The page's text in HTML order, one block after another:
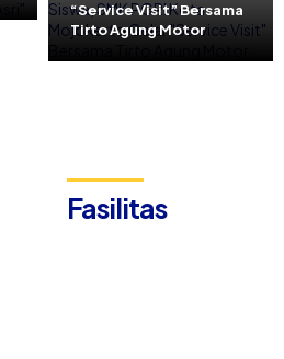
“Service Visit” Bersama
Tirto Agung Motor
Fasilitas